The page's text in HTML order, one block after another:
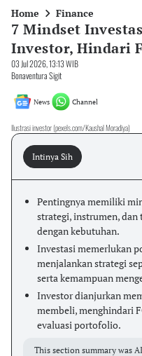
Home Finance
7 Mindset
Investor, Hindari
03 Jul 2026, 13:13 WIB
Bonaventura Sigit
News Channel
Ilustrasi investor (pexels.com/Kaushal Moradiya)
Intinya Sih
Pentingnya memiliki
strategi, instrumen,
dengan kebutuhan.
Investasi memerlukan
menjalankan strategi
serta kemampuan
Investor dianjurkan
membeli, menghindari
evaluasi portofolio.
This section summary was